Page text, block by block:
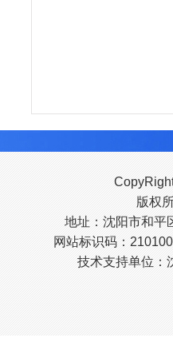
版权
地址：沈阳市和平
网站标识码：
技术支持单位：